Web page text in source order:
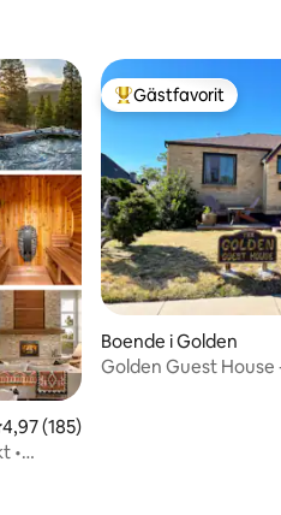
av 5 i genomsnittligt betyg,
4,97 (185)
•
Populär gästfavorit
Gästfavorit
Boende i Golden
Golden Guest